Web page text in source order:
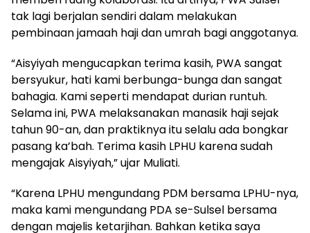
tak lagi berjalan sendiri dalam melakukan
pembinaan jamaah haji dan umrah bagi anggotanya.
“Aisyiyah mengucapkan terima kasih, PWA sangat
bersyukur, hati kami berbunga-bunga dan sangat
bahagia. Kami seperti mendapat durian runtuh.
Selama ini, PWA melaksanakan manasik haji sejak
tahun 90-an, dan praktiknya itu selalu ada bongkar
pasang ka’bah. Terima kasih LPHU karena sudah
mengajak Aisyiyah,” ujar Muliati.
“Karena LPHU mengundang PDM bersama LPHU-nya,
maka kami mengundang PDA se-Sulsel bersama
dengan majelis ketarjihan. Bahkan ketika saya